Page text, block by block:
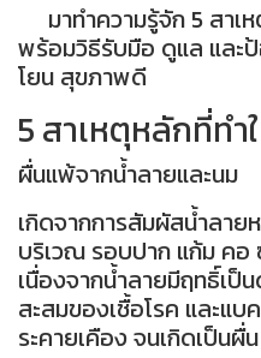
มาทำความรู้จัก 5 สาเ
พร้อมวิธีรับมือ ดูแล และ
โยน สุขภาพดี
5 สาเหตุหลักที่ท
ผื่นแพ้จากน้ำลายและนม
เกิดจากการสัมผัสน้ำลาย
บริเวณ รอบปาก แก้ม ค
เนื่องจากน้ำลายมีฤทธิ์เป็
สะสมของเชื้อโรค และแ
ระคายเคือง จนเกิดเป็น